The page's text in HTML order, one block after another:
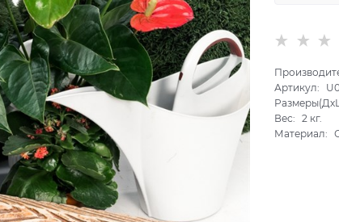
Артикул:
Вес:
2 кг.
Материал: